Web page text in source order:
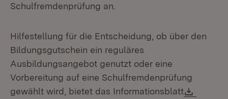
Schulfremdenprüfung an.
Hilfestellung für die Entscheidung, ob über den
Bildungsgutschein ein reguläres
Ausbildungsangebot genutzt oder eine
Vorbereitung auf eine Schulfremdenprüfung
gewählt wird, bietet das Informationsblatt